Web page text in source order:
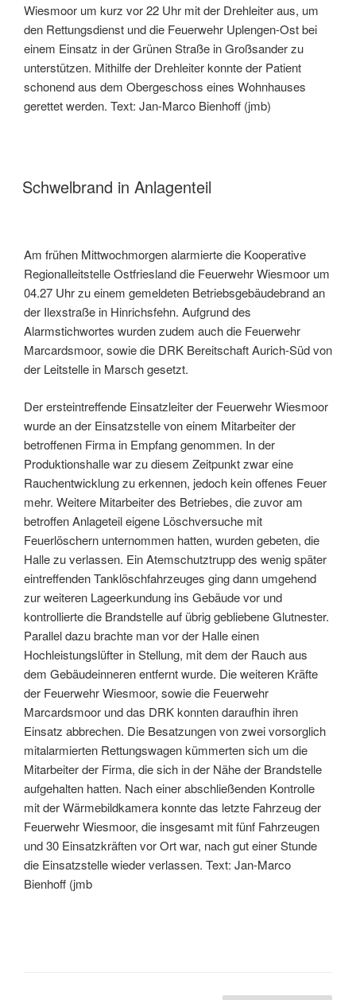
Wiesmoor um kurz vor 22 Uhr mit der Drehleiter aus, um
den Rettungsdienst und die Feuerwehr Uplengen-Ost bei
einem Einsatz in der Grünen Straße in Großsander zu
unterstützen. Mithilfe der Drehleiter konnte der Patient
schonend aus dem Obergeschoss eines Wohnhauses
gerettet werden. Text: Jan-Marco Bienhoff (jmb)
Schwelbrand in Anlagenteil
Am frühen Mittwochmorgen alarmierte die Kooperative
Regionalleitstelle Ostfriesland die Feuerwehr Wiesmoor um
04.27 Uhr zu einem gemeldeten Betriebsgebäudebrand an
der Ilexstraße in Hinrichsfehn. Aufgrund des
Alarmstichwortes wurden zudem auch die Feuerwehr
Marcardsmoor, sowie die DRK Bereitschaft Aurich-Süd von
der Leitstelle in Marsch gesetzt.
Der ersteintreffende Einsatzleiter der Feuerwehr Wiesmoor
wurde an der Einsatzstelle von einem Mitarbeiter der
betroffenen Firma in Empfang genommen. In der
Produktionshalle war zu diesem Zeitpunkt zwar eine
Rauchentwicklung zu erkennen, jedoch kein offenes Feuer
mehr. Weitere Mitarbeiter des Betriebes, die zuvor am
betroffen Anlageteil eigene Löschversuche mit
Feuerlöschern unternommen hatten, wurden gebeten, die
Halle zu verlassen. Ein Atemschutztrupp des wenig später
eintreffenden Tanklöschfahrzeuges ging dann umgehend
zur weiteren Lageerkundung ins Gebäude vor und
kontrollierte die Brandstelle auf übrig gebliebene Glutnester.
Parallel dazu brachte man vor der Halle einen
Hochleistungslüfter in Stellung, mit dem der Rauch aus
dem Gebäudeinneren entfernt wurde. Die weiteren Kräfte
der Feuerwehr Wiesmoor, sowie die Feuerwehr
Marcardsmoor und das DRK konnten daraufhin ihren
Einsatz abbrechen. Die Besatzungen von zwei vorsorglich
mitalarmierten Rettungswagen kümmerten sich um die
Mitarbeiter der Firma, die sich in der Nähe der Brandstelle
aufgehalten hatten. Nach einer abschließenden Kontrolle
mit der Wärmebildkamera konnte das letzte Fahrzeug der
Feuerwehr Wiesmoor, die insgesamt mit fünf Fahrzeugen
und 30 Einsatzkräften vor Ort war, nach gut einer Stunde
die Einsatzstelle wieder verlassen. Text: Jan-Marco
Bienhoff (jmb